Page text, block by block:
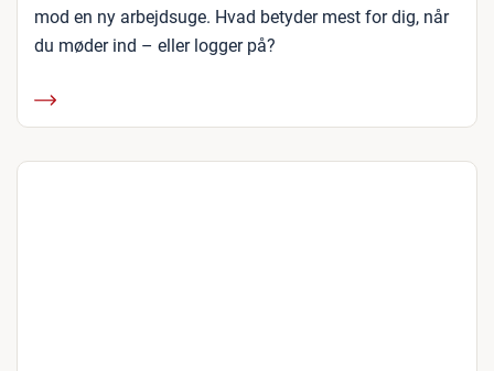
mod en ny arbejdsuge. Hvad betyder mest for dig, når
du møder ind – eller logger på?